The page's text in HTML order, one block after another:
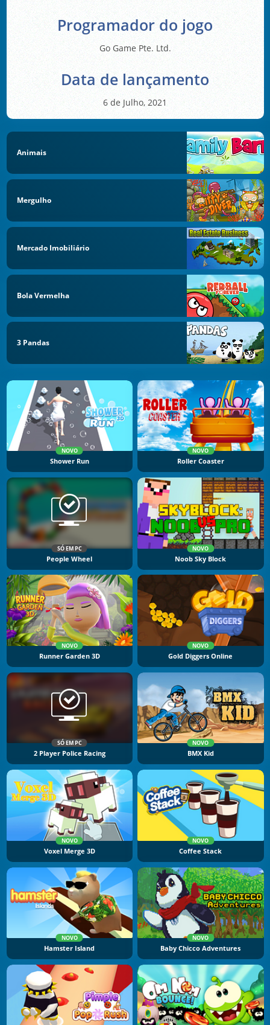
Programador do jogo
Go Game Pte. Ltd.
Data de lançamento
6 de Julho, 2021
Animais
Mergulho
Mercado Imobiliário
Bola Vermelha
3 Pandas
NOVO
Shower Run
NOVO
Roller Coaster
SÓ EM PC
People Wheel
NOVO
Noob Sky Block
NOVO
Runner Garden 3D
NOVO
Gold Diggers Online
SÓ EM PC
2 Player Police Racing
NOVO
BMX Kid
NOVO
Voxel Merge 3D
NOVO
Coffee Stack
NOVO
Hamster Island
NOVO
Baby Chicco Adventures